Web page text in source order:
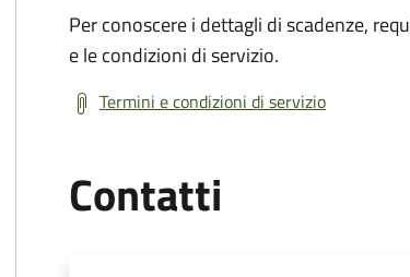
Per conoscere i dettagli di scadenze,
e le condizioni di servizio.
Termini e condizioni di servizio
Contatti